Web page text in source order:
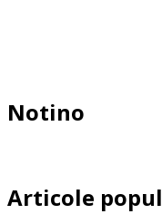
Notino
Articole